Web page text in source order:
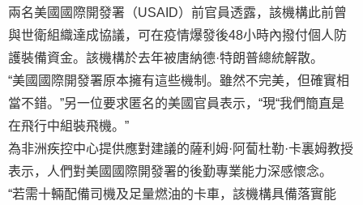
兩名美國國際開發署（USAID）前官員透露，該機構此前曾
與世衛組織達成協議，可在疫情爆發後48小時內撥付個人防
護裝備資金。該機構於去年被唐納德·特朗普總統解散。
“美國國際開發署原本擁有這些機制。雖然不完美，但確實相
當不錯。”另一位要求匿名的美國官員表示，“現“我們簡直是
在飛行中組裝飛機。”
為非洲疾控中心提供應對建議的薩利姆·阿蔔杜勒·卡裏姆教授
表示，人們對美國國際開發署的後勤專業能力深感懷念。
“若需十輛配備司機及足量燃油的卡車，該機構具備落實能